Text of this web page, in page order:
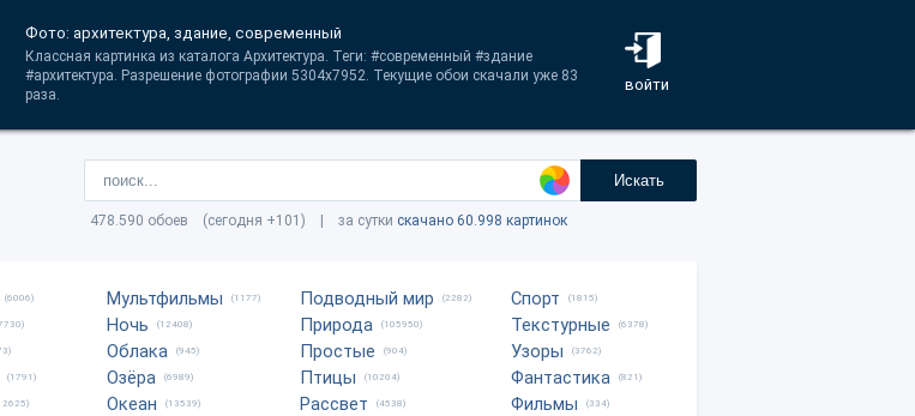
войти
Фото: архитектура, здание, современный
Классная картинка из каталога Архитектура. Теги: #современный #здание
#архитектура. Разрешение фотографии 5304x7952. Текущие обои скачали уже 83
раза.
Искать
478.590 обоев (сегодня +101) | за сутки скачано 60.998 картинок
(6006)
(1791)
Мультфильмы (1177)
Ночь (12408)
Облака (945)
Озёра (6989)
Океан (13539)
Подводный мир (2282)
Природа (105950)
Простые (904)
Птицы (10204)
Рассвет (4538)
Спорт (1815)
Текстурные (6378)
Узоры (3762)
Фантастика (821)
Фильмы (334)